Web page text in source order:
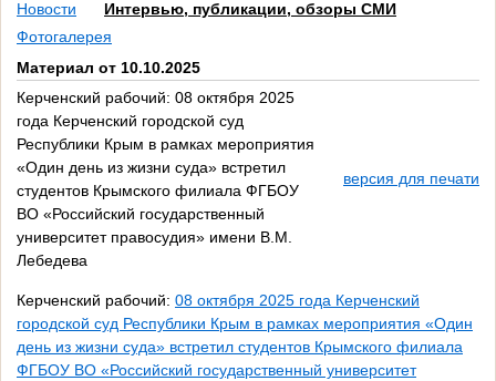
Новости
Интервью, публикации, обзоры СМИ
Фотогалерея
Материал от 10.10.2025
Керченский рабочий: 08 октября 2025
года Керченский городской суд
Республики Крым в рамках мероприятия
«Один день из жизни суда» встретил
студентов Крымского филиала ФГБОУ
ВО «Российский государственный
университет правосудия» имени В.М.
Лебедева
версия для печати
Керченский рабочий: 08 октября 2025 года Керченский
городской суд Республики Крым в рамках мероприятия «Один
день из жизни суда» встретил студентов Крымского филиала
ФГБОУ ВО «Российский государственный университет